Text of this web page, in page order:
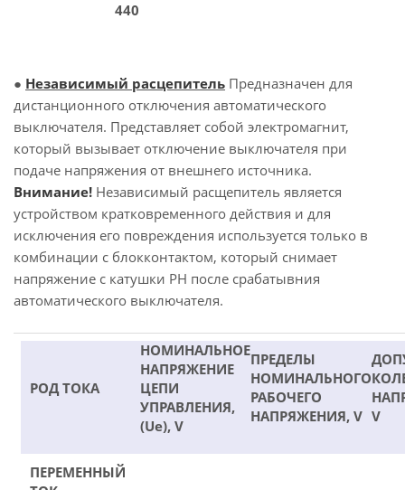
440
● Независимый расцепитель Предназначен для
дистанционного отключения автоматического
выключателя. Представляет собой электромагнит,
который вызывает отключение выключателя при
подаче напряжения от внешнего источника.
Внимание! Независимый расщепитель является
устройством кратковременного действия и для
исключения его повреждения используется только в
комбинации с блокконтактом, который снимает
напряжение с катушки РН после срабатывния
автоматического выключателя.
РОД ТОКА
НОМИНАЛЬНОЕ
НАПРЯЖЕНИЕ
ЦЕПИ
УПРАВЛЕНИЯ,
(Ue), V
ПРЕДЕЛЫ
НОМИНАЛЬНОГО
РАБОЧЕГО
НАПРЯЖЕНИЯ, V V
ПЕРЕМЕННЫЙ